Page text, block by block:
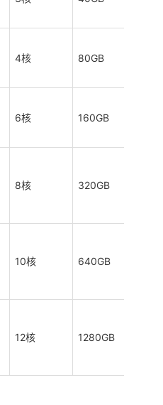
4核 80GB
6核 160GB
8核 320GB
10核 640GB
12核 1280GB